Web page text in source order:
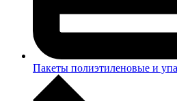
Пакеты полиэтиленовые и